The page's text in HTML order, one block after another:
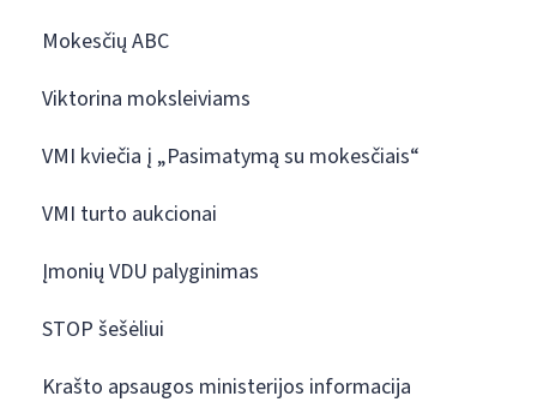
Mokesčių ABC
Viktorina moksleiviams
VMI kviečia į „Pasimatymą su mokesčiais“
VMI turto aukcionai
Įmonių VDU palyginimas
STOP šešėliui
Krašto apsaugos ministerijos informacija